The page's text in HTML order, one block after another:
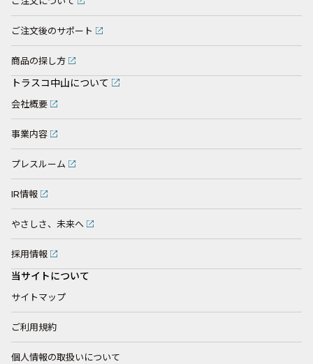
ご注文後のサポート
商品の探し方
トラスコ中山について
会社概要
事業内容
プレスルーム
IR情報
やさしさ、未来へ
採用情報
当サイトについて
サイトマップ
ご利用規約
個人情報の取扱いについて